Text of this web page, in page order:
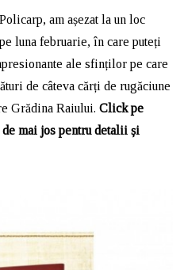
am așezat la un loc
luna februarie, în care puteți
ale sfinților pe care
de câteva cărți de rugăciune
Grădina Raiului.Click pe
mai jos pentru detalii și